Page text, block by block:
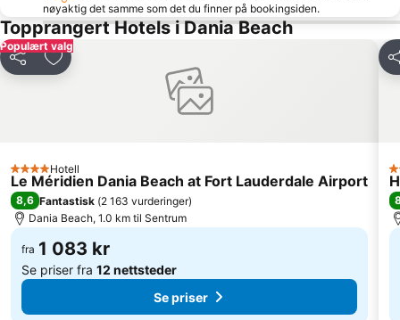
Miami River
Coral Way
FIU Stadium
Venetian Islands
Regal Cinemas South Beach Stadium 18 Movie Theater
Metromover
nøyaktig det samme som det du finner på bookingsiden.
Topprangert Hotels i Dania Beach
Populært valg
Del Legg til i favoritter
4 Stjerner
Hotell
Le Méridien Dania Beach at Fort Lauderdale Airport
8,6 Fantastisk (2 163 vurderinger)
Dania Beach, 1.0 km til Sentrum
fra 1 083 kr
Se priser fra 12 nettsteder
Se priser
3